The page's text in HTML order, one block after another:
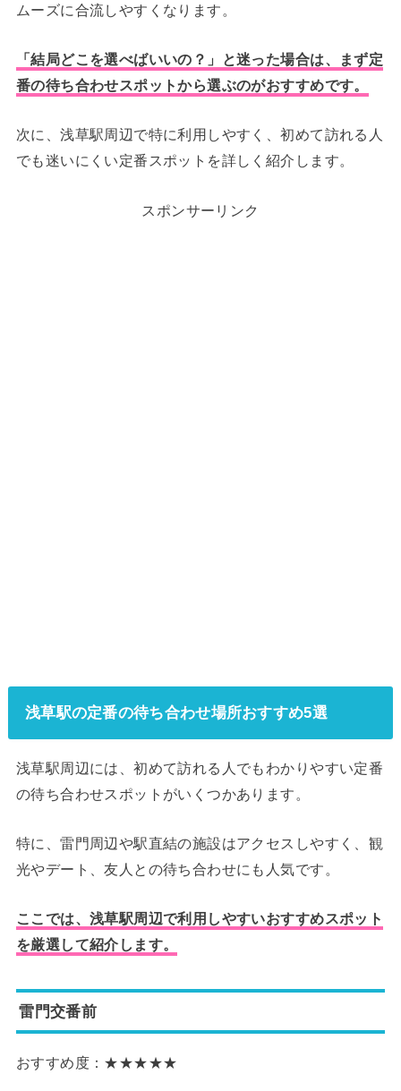
ムーズに合流しやすくなります。
「結局どこを選べばいいの？」と迷った場合は、まず定
番の待ち合わせスポットから選ぶのがおすすめです。
次に、浅草駅周辺で特に利用しやすく、初めて訪れる人
でも迷いにくい定番スポットを詳しく紹介します。
スポンサーリンク
浅草駅の定番の待ち合わせ場所おすすめ5選
浅草駅周辺には、初めて訪れる人でもわかりやすい定番
の待ち合わせスポットがいくつかあります。
特に、雷門周辺や駅直結の施設はアクセスしやすく、観
光やデート、友人との待ち合わせにも人気です。
ここでは、浅草駅周辺で利用しやすいおすすめスポット
を厳選して紹介します。
雷門交番前
おすすめ度：★★★★★